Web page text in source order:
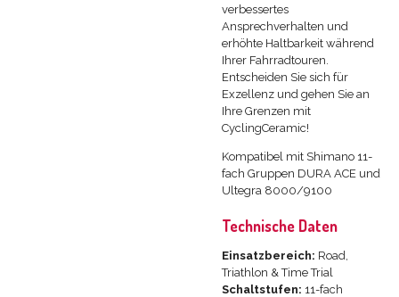
verbessertes
Ansprechverhalten und
erhöhte Haltbarkeit während
Ihrer Fahrradtouren.
Entscheiden Sie sich für
Exzellenz und gehen Sie an
Ihre Grenzen mit
CyclingCeramic!
Kompatibel mit Shimano 11-
fach Gruppen DURA ACE und
Ultegra 8000/9100
Technische Daten
Einsatzbereich: Road,
Triathlon & Time Trial
Schaltstufen: 11-fach